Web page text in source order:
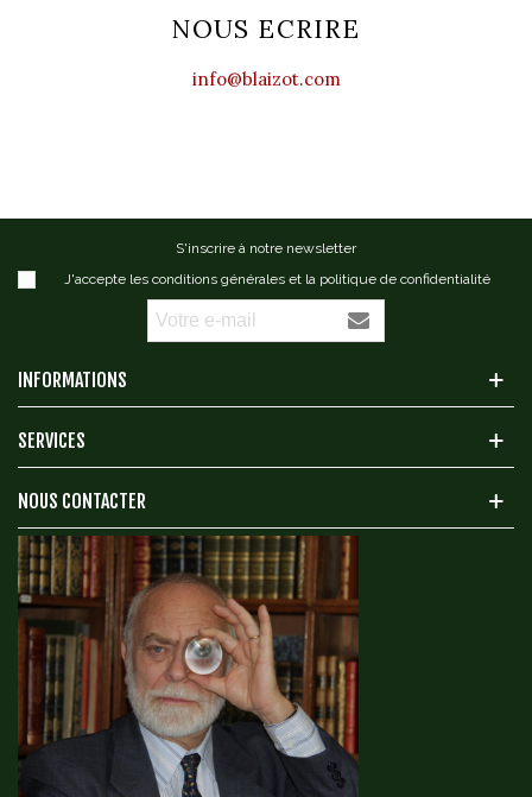
NOUS ECRIRE
info@blaizot.com
S'inscrire à notre newsletter
J'accepte les conditions générales et la politique de confidentialité
INFORMATIONS
SERVICES
NOUS CONTACTER